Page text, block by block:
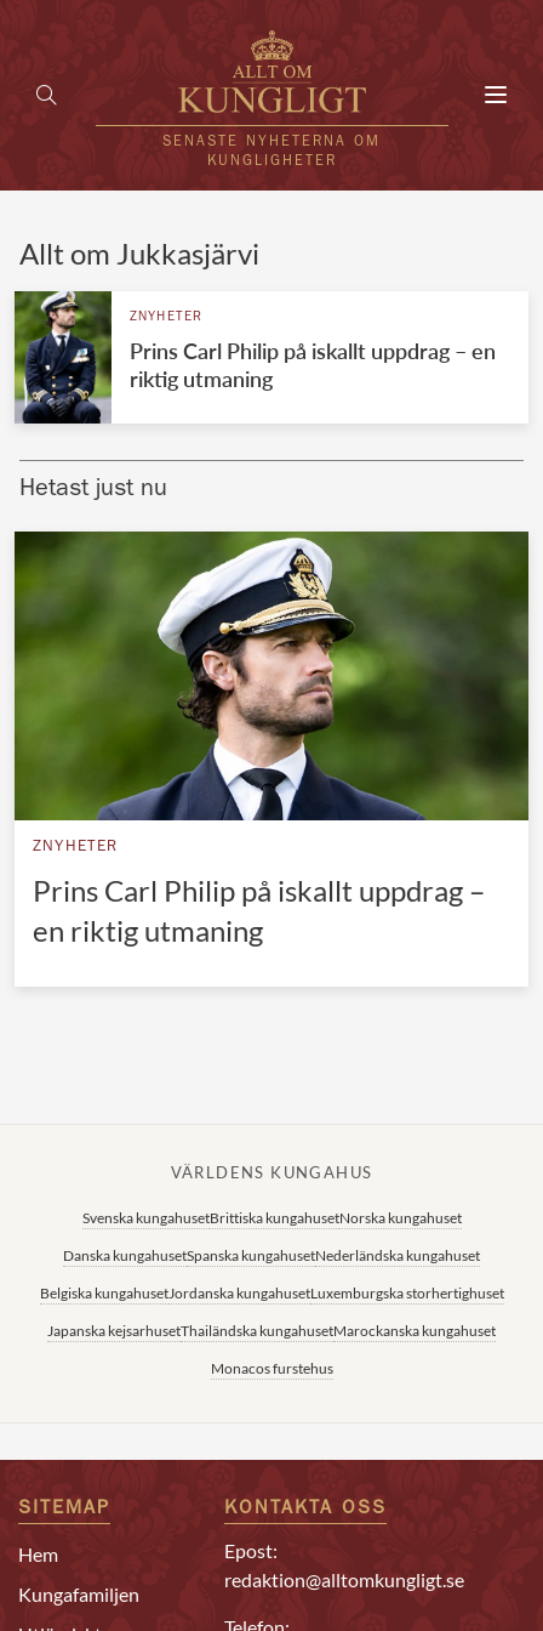
SENASTE NYHETERNA OM
KUNGLIGHETER
UTLÄNDSKT
VÄRLDENS KUNGAHUS
Brittiska kungahuset
Norska kungahuset
Danska kungahuset
Spanska kungahuset
Nederländska kungahuset
Belgiska kungahuset
Jordanska kungahuset
Japanska kejsarhuset
Thailändska kungahuset
Allt om Jukkasjärvi
ZNYHETER
Prins Carl Philip på iskallt uppdrag – en
riktig utmaning
Hetast just nu
ZNYHETER
Prins Carl Philip på iskallt uppdrag –
en riktig utmaning
VÄRLDENS KUNGAHUS
Svenska kungahusetBrittiska kungahusetNorska kungahuset
Danska kungahusetSpanska kungahusetNederländska kungahuset
Belgiska kungahusetJordanska kungahusetLuxemburgska storhertighuset
Japanska kejsarhusetThailändska kungahusetMarockanska kungahuset
Monacos furstehus
SITEMAP
Hem
Kungafamiljen
KONTAKTA OSS
Epost:
redaktion@alltomkungligt.se